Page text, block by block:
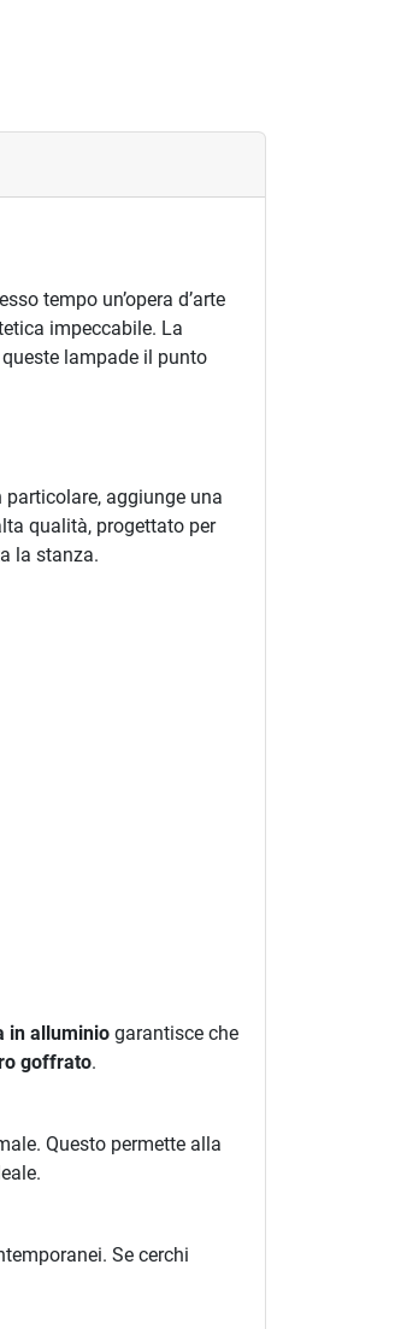
tempo un’opera d’arte
impeccabile. La
lampade il punto
aggiunge una
qualità, progettato per
la stanza.
in alluminio garantisce che
goffrato.
Questo permette alla
Se cerchi